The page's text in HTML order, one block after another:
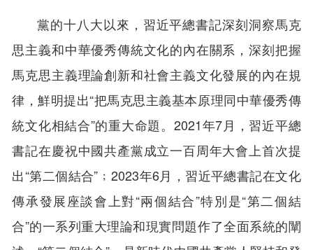
黨的十八大以來，習近平總書記深刻洞察馬克
思主義和中華優秀傳統文化的內在關系，深刻把握
馬克思主義理論創新和社會主義文化發展的內在規
律，鮮明提出“把馬克思主義基本原理同中華優秀傳
統文化相結合”的重大命題。2021年7月，習近平總
書記在慶祝中國共產黨成立一百周年大會上首次提
出“第二個結合”﹔2023年6月，習近平總書記在文化
傳承發展座談會上對“兩個結合”特別是“第二個結
合”的一系列重大理論和現實問題作了全面系統的闡